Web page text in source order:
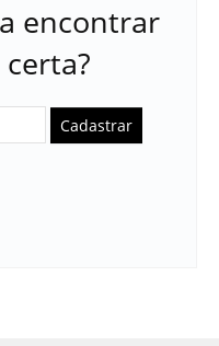
encontrar
Cadastrar